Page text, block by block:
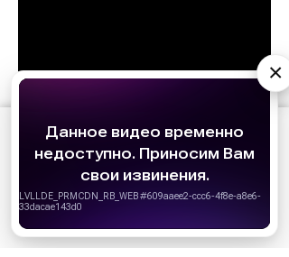
АО «Издательство СЕМЬ ДНЕЙ»использует
для персонализации сервисов и
удобства пользователей. Вы можете
запретить сохранение cookie в настройках
своего браузера.
СОБЫТИЯ НА ВИДЕО
×